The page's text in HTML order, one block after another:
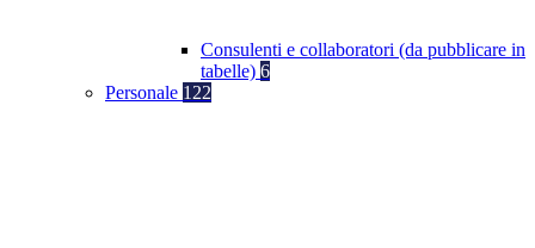
Consulenti e collaboratori (da pubblicare in
tabelle) 6
Personale 122